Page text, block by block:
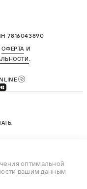
7816043890
ОФЕРТАи
.
оптимальной
вашим данным